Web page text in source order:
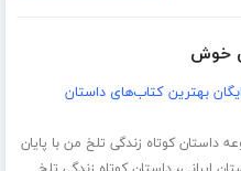
خوش
بهترین کتاب‌های داستان
داستان کوتاه زندگی تلخ من با پایان